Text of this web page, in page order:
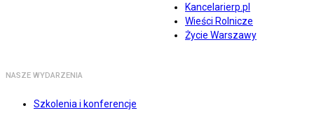
Kancelarierp.pl
Wieści Rolnicze
Życie Warszawy
NASZE WYDARZENIA
Szkolenia i konferencje